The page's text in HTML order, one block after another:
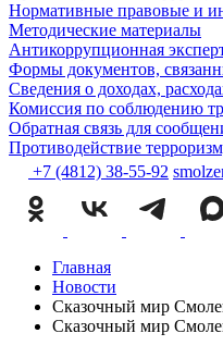
Нормативные правовые и
Методические материалы
Антикоррупционная
Формы документов,
Сведения о доходах,
Комиссия по соблюдению
Обратная связь для
Противодействие
+7 (4812) 38-55-92
Главная
Новости
Сказочный мир
Сказочный мир